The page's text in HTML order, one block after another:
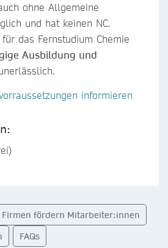
ohne Allgemeine
und hat keinen NC.
das Fernstudium Chemie
Ausbildung und
informieren
Firmen fördern Mitarbeiter:innen
FAQs